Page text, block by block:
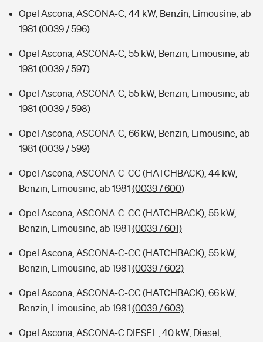
Opel Ascona, ASCONA-C, 44 kW, Benzin, Limousine, ab
1981 (0039 / 596)
Opel Ascona, ASCONA-C, 55 kW, Benzin, Limousine, ab
1981 (0039 / 597)
Opel Ascona, ASCONA-C, 55 kW, Benzin, Limousine, ab
1981 (0039 / 598)
Opel Ascona, ASCONA-C, 66 kW, Benzin, Limousine, ab
1981 (0039 / 599)
Opel Ascona, ASCONA-C-CC (HATCHBACK), 44 kW,
Benzin, Limousine, ab 1981 (0039 / 600)
Opel Ascona, ASCONA-C-CC (HATCHBACK), 55 kW,
Benzin, Limousine, ab 1981 (0039 / 601)
Opel Ascona, ASCONA-C-CC (HATCHBACK), 55 kW,
Benzin, Limousine, ab 1981 (0039 / 602)
Opel Ascona, ASCONA-C-CC (HATCHBACK), 66 kW,
Benzin, Limousine, ab 1981 (0039 / 603)
Opel Ascona, ASCONA-C DIESEL, 40 kW, Diesel,